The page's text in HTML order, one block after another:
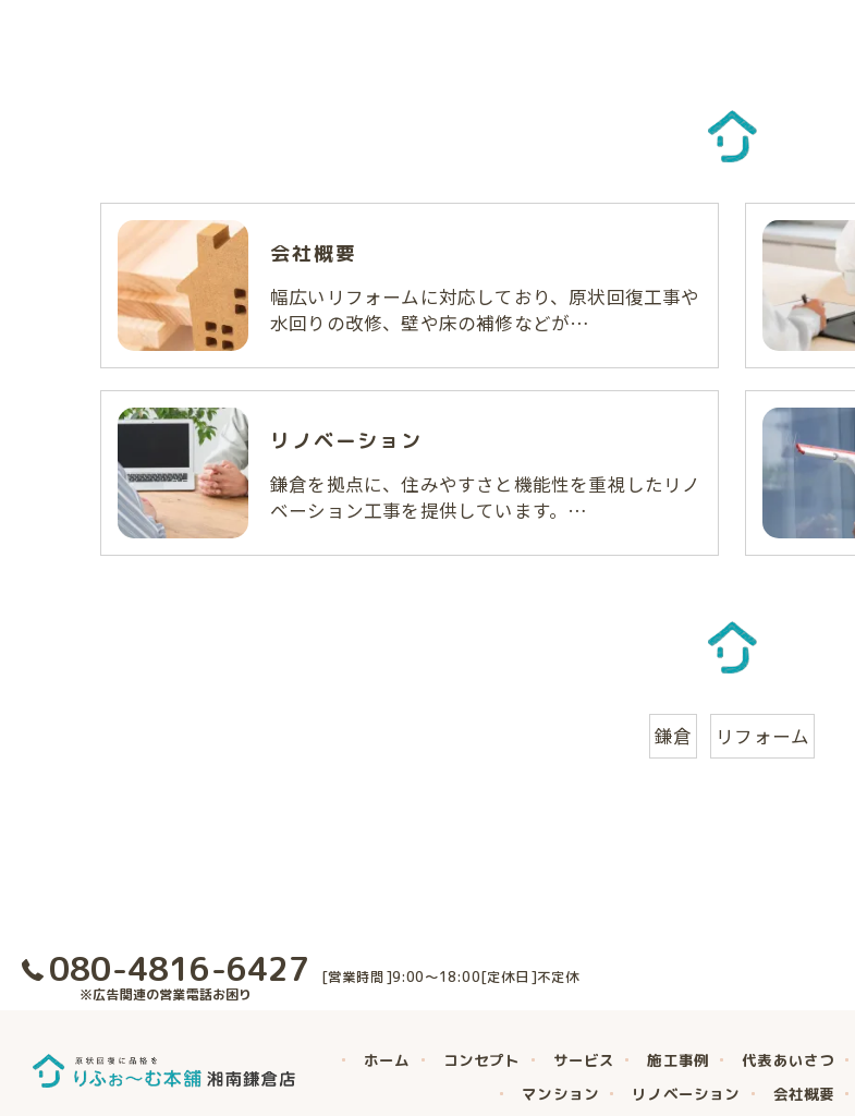
会社概要
幅広いリフォームに対応しており、原状回復工事や
水回りの改修、壁や床の補修などが…
リノベーション
鎌倉を拠点に、住みやすさと機能性を重視したリノ
ベーション工事を提供しています。…
鎌倉 リフォーム
080-4816-6427
※広告関連の営業電話お困り
[営業時間]9:00～18:00[定休日]不定休
ホーム コンセプト サービス 施工事例 代表あいさつ
マンション
リノベーション 会社概要